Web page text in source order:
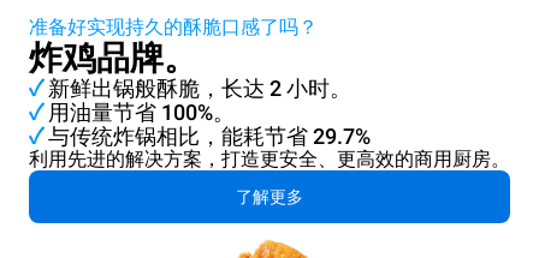
准备好实现持久的酥脆口感了吗？
炸鸡品牌。
✓新鲜出锅般酥脆，长达 2 小时。
✓用油量节省 100%。
✓与传统炸锅相比，能耗节省 29.7%
利用先进的解决方案，打造更安全、更高效的商用厨房。
了解更多